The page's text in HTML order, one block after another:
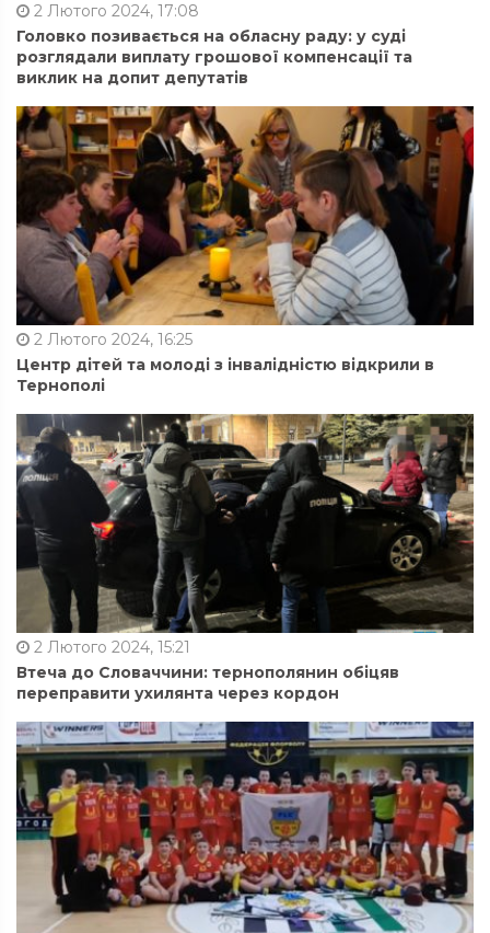
2 Лютого 2024, 17:08
Головко позивається на обласну раду: у суді
розглядали виплату грошової компенсації та
виклик на допит депутатів
2 Лютого 2024, 16:25
Центр дітей та молоді з інвалідністю відкрили в
Тернополі
2 Лютого 2024, 15:21
Втеча до Словаччини: тернополянин обіцяв
переправити ухилянта через кордон